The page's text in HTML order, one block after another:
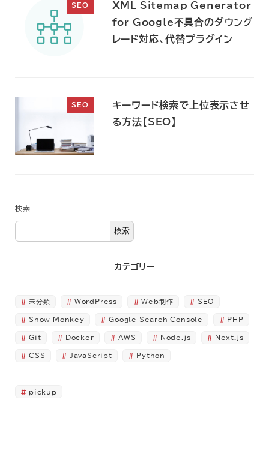
SEO
XML Sitemap Generator
for Google不具合のダウング
レード対応、代替プラグイン
SEO
キーワード検索で上位表示させ
る方法【SEO】
検索
検索
カテゴリー
未分類 WordPress Web制作 SEO
Snow Monkey Google Search Console PHP
Git Docker AWS Node.js Next.js
CSS JavaScript Python
pickup